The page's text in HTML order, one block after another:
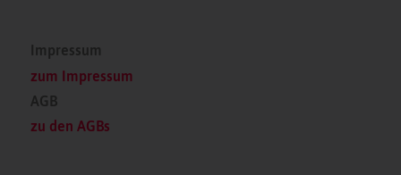
Impressum
zum Impressum
AGB
zu den AGBs